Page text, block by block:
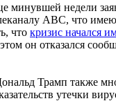
минувшей недели
ABC, что
что кризис начался
он отказался
Трамп также
утечки